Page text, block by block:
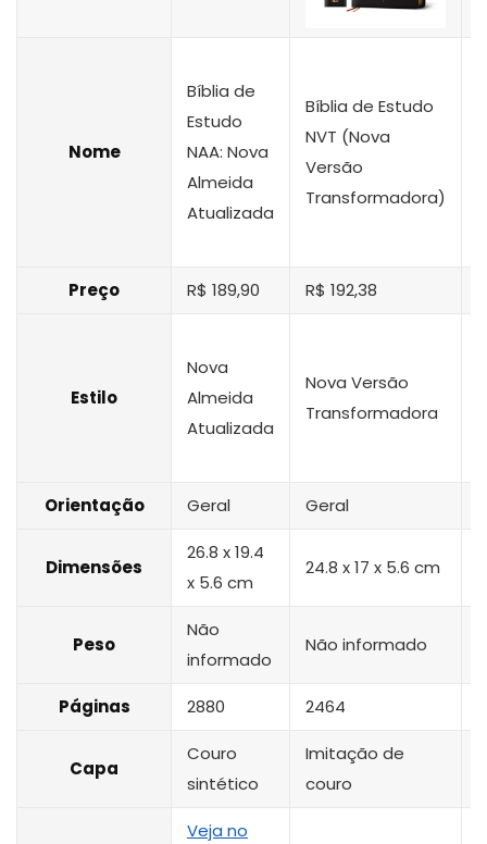
Nome
Bíblia de
Estudo
NAA: Nova
Almeida
Atualizada
Bíblia de Estudo
NVT (Nova
Versão
Transformadora)
Preço R$ 189,90 R$ 192,38
Estilo
Nova
Almeida
Atualizada
Nova Versão
Transformadora
Orientação Geral Geral
Dimensões
26.8 x 19.4
x 5.6 cm
24.8 x 17 x 5.6 cm
Peso
Não
informado
Não informado
Páginas 2880 2464
Capa
Couro
sintético
Imitação de
couro
Veja no